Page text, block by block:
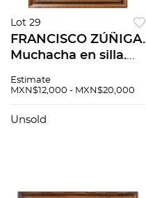
Lot 29
FRANCISCO ZÚÑIGA.
Muchacha en silla.
1982. Litografía P.A.
medidas totales. Con
Estimate
MXN$12,000 - MXN$20,000
Unsold